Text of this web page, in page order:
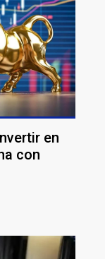
en
con